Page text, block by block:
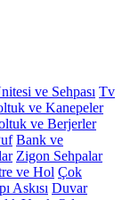
ve Sehpası Tv
ve Kanepeler
ve Berjerler
Bank ve
Zigon Sehpalar
ve Hol Çok
Askısı Duvar